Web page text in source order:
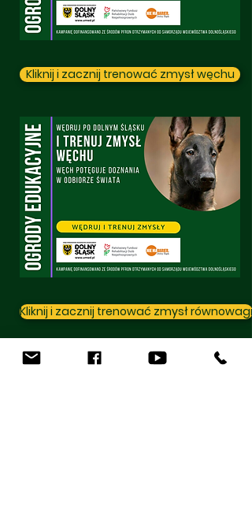
Kliknij i zacznij trenować zmysł węchu
Kliknij i zacznij trenować zmysł równowagi